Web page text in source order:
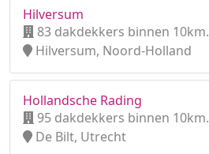
Hilversum
83 dakdekkers binnen 10km.
Hilversum, Noord-Holland
Hollandsche Rading
95 dakdekkers binnen 10km.
De Bilt, Utrecht